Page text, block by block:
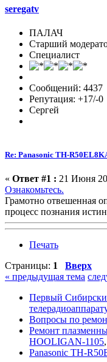
seregatv
ПАЛАЧ
Старший
Специалист
Сообщений: 4437
Репутация: +17/-0
Сергей
Re: Panasonic TH-
« Ответ #1 : 21 Июня
Ознакомьтесь.
Грамотно отвешенная
процесс познания
Печать
Страницы: 1
Вверх
« предыдущая тема
Первый
Вопросы по
Ремонт
HOOLIGAN-1105,
Panasonic TH-